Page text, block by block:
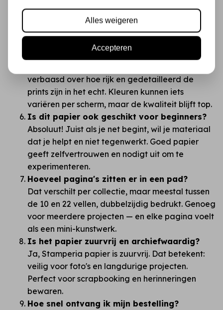
aanvoelt. Je merkt direct dat dit geen "budget"
materiaal is, maar een creatief canvas.
verbaasd over hoe rijk en gedetailleerd de
prints zijn in het echt. Kleuren kunnen iets
variëren per scherm, maar de kwaliteit blijft top.
Is dit papier ook geschikt voor beginners?
Absoluut! Juist als je net begint, wil je materiaal
dat je helpt en niet tegenwerkt. Goed papier
geeft zelfvertrouwen en nodigt uit om te
experimenteren.
Hoeveel pagina's zitten er in een pad?
Dat verschilt per collectie, maar meestal tussen
de 10 en 22 vellen, dubbelzijdig bedrukt. Genoeg
voor meerdere projecten — en elke pagina voelt
als een mini-kunstwerk.
Is het papier zuurvrij en archiefwaardig?
Ja, Stamperia papier is zuurvrij. Dat betekent:
veilig voor foto's en langdurige projecten.
Perfect voor scrapbooking en herinneringen
bewaren.
Hoe snel ontvang ik mijn bestelling?
Alles weigeren
Accepteren